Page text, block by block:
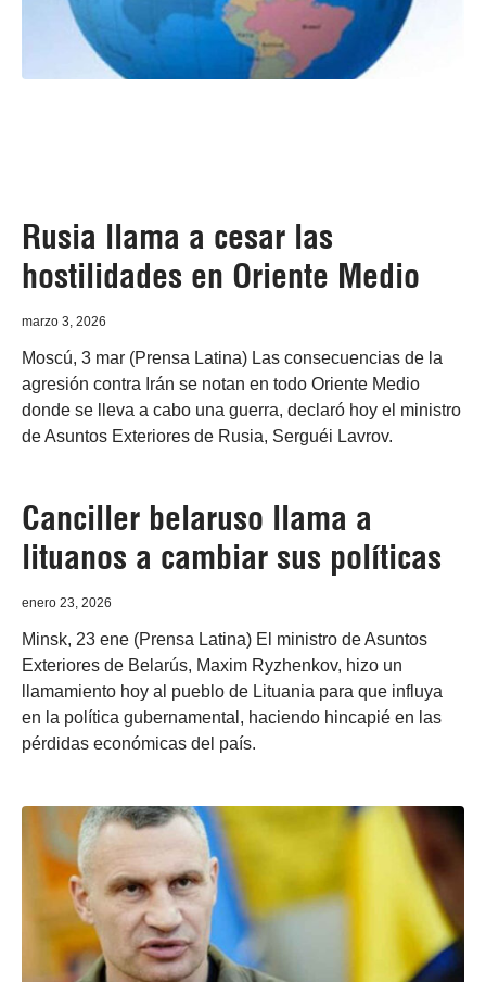
Rusia llama a cesar las
hostilidades en Oriente Medio
marzo 3, 2026
Moscú, 3 mar (Prensa Latina) Las consecuencias de la
agresión contra Irán se notan en todo Oriente Medio
donde se lleva a cabo una guerra, declaró hoy el ministro
de Asuntos Exteriores de Rusia, Serguéi Lavrov.
Canciller belaruso llama a
lituanos a cambiar sus políticas
enero 23, 2026
Minsk, 23 ene (Prensa Latina) El ministro de Asuntos
Exteriores de Belarús, Maxim Ryzhenkov, hizo un
llamamiento hoy al pueblo de Lituania para que influya
en la política gubernamental, haciendo hincapié en las
pérdidas económicas del país.